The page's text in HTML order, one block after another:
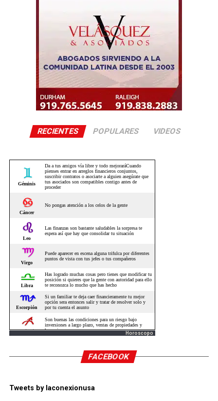
RECIENTES POPULARES VIDEOS
Horoscopo
FACEBOOK
Tweets by laconexionusa